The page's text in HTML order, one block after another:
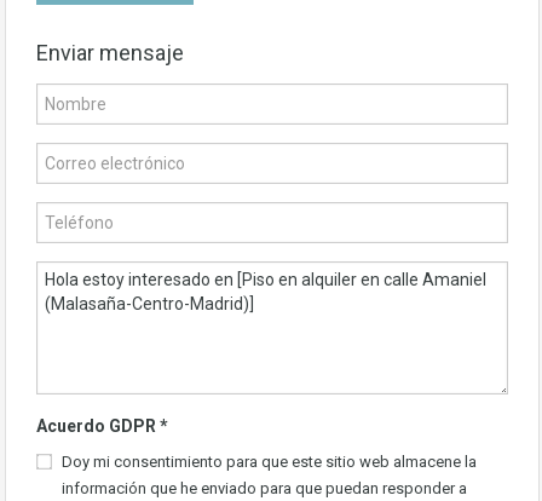
Enviar mensaje
Acuerdo GDPR *
Doy mi consentimiento para que este sitio web almacene la
información que he enviado para que puedan responder a